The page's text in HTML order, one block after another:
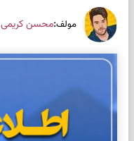
مولف:محسن کریمی